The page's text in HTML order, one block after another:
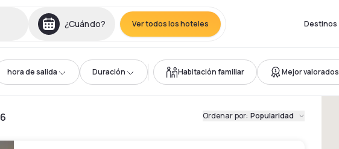
¿Cuándo? Ver todos los hoteles Destinos
hora de salida Duración Habitación familiar Mejor valorados
6 Ordenar por: Popularidad